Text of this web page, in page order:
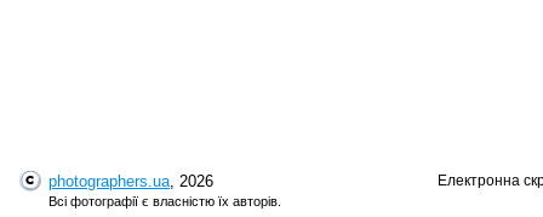
photographers.ua, 2026
Всі фотографії є власністю їх авторів.
Електронна